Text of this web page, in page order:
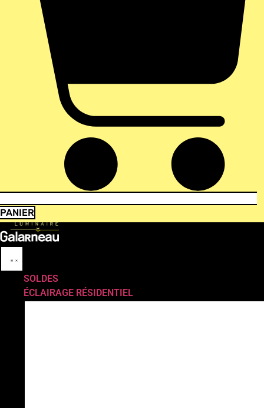
PANIER
SOLDES
ÉCLAIRAGE RÉSIDENTIEL